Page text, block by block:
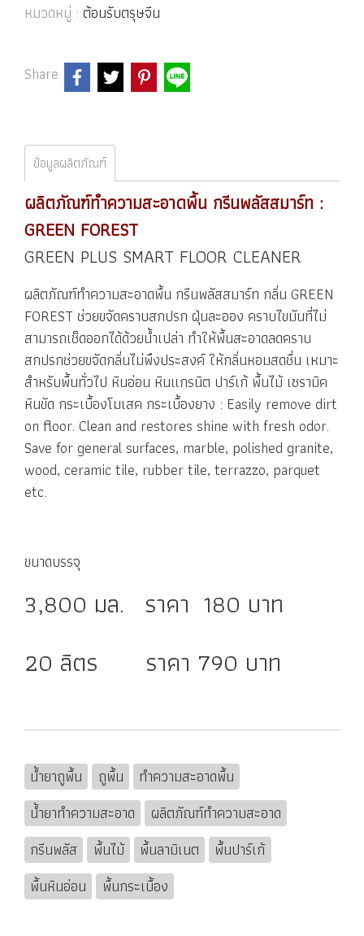
หมวดหมู่ : ต้อนรับตรุษจีน
Share
ข้อมูลผลิตภัณฑ์
ผลิตภัณฑ์ทำความสะอาดพื้น กรีนพลัสสมาร์ท :
GREEN FOREST
GREEN PLUS SMART FLOOR CLEANER
ผลิตภัณฑ์ทำความสะอาดพื้น กรีนพลัสสมาร์ท กลิ่น GREEN
FOREST ช่วยขจัดคราบสกปรก ฝุ่นละออง คราบไขมันที่ไม่
สามารถเช็ดออกได้ด้วยน้ำเปล่า ทำให้พื้นสะอาดลดคราบ
สกปรกช่วยขจัดกลิ่นไม่พึงประสงค์ ให้กลิ่นหอมสดชื่น เหมาะ
สำหรับพื้นทั่วไป หินอ่อน หินแกรนิต ปาร์เก้ พื้นไม้ เซรามิค
หินขัด กระเบื้องโมเสค กระเบื้องยาง : Easily remove dirt
on floor. Clean and restores shine with fresh odor.
Save for general surfaces, marble, polished granite,
wood, ceramic tile, rubber tile, terrazzo, parquet
etc.
ขนาดบรรจุ
3,800 มล. ราคา 180 บาท
20 ลิตร ราคา 790 บาท
น้ำยาถูพื้น ถูพื้น
ทำความสะอาดพื้น
น้ำยาทำความสะอาด
ผลิตภัณฑ์ทำความสะอาด
กรีนพลัส
พื้นไม้ พื้นลามิเนต
พื้นปาร์เก้
พื้นหินอ่อน
พื้นกระเบื้อง